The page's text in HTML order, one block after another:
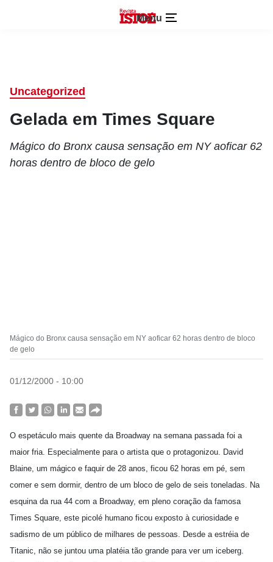
Menu
Uncategorized
Gelada em Times Square
Mágico do Bronx causa sensação em NY aoficar 62
horas dentro de bloco de gelo
Mágico do Bronx causa sensação em NY aoficar 62 horas dentro de bloco
de gelo
01/12/2000 - 10:00
O espetáculo mais quente da Broadway na semana passada foi a
maior fria. Especialmente para o artista que o protagonizou. David
Blaine, um mágico e faquir de 28 anos, ficou 62 horas em pé, sem
comer e sem dormir, dentro de um bloco de gelo de seis toneladas. Na
esquina da rua 44 com a Broadway, em pleno coração da famosa
Times Square, este picolé humano ficou exposto à curiosidade e
sadismo de um público de milhares de pessoas. Desde a estréia de
Titanic, não se juntou uma platéia tão grande para ver um iceberg.